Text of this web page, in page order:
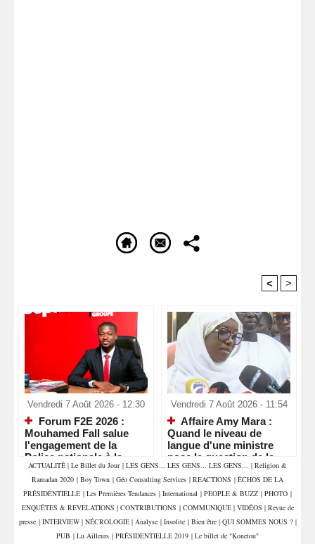
< >
Vendredi 7 Août 2026 - 12:30
Forum F2E 2026 :
Mouhamed Fall salue
l'engagement de la
Police nationale à la
veille d'un rendez-vous
économique majeur
Vendredi 7 Août 2026 - 11:54
Affaire Amy Mara :
Quand le niveau de
langue d'une ministre
pose la question de la
compétence et de la
crédibilité de l'État
ACTUALITÉ | Le Billet du Jour | LES GENS... LES GENS... LES GENS... | Religion &
Ramadan 2020 | Boy Town | Géo Consulting Services | REACTIONS | ÉCHOS DE LA
PRÉSIDENTIELLE | Les Premières Tendances | International | PEOPLE & BUZZ | PHOTO |
ENQUÊTES & REVELATIONS | CONTRIBUTIONS | COMMUNIQUE | VIDÉOS | Revue de
presse | INTERVIEW | NÉCROLOGIE | Analyse | Insolite | Bien être | QUI SOMMES NOUS ? |
PUB | Lu Ailleurs | PRÉSIDENTIELLE 2019 | Le billet de "Konetou"